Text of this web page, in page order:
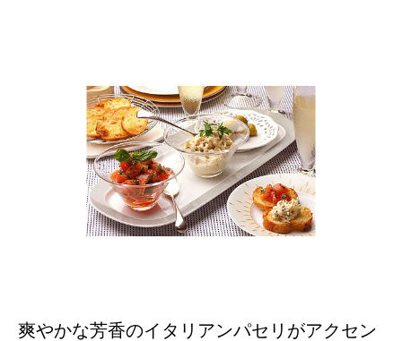
爽やかな芳香のイタリアンパセリがアクセン